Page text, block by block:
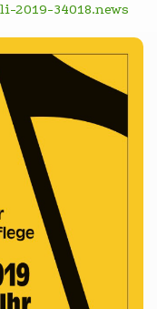
2019-34018.news